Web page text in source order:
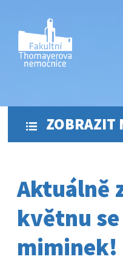
ZOBRAZIT
Aktuálně
květnu
miminek!